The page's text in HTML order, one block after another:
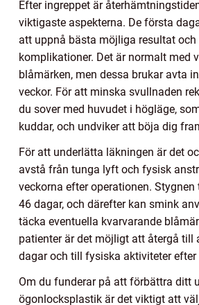
Efter ingreppet är
viktigaste aspekterna. De första
att uppnå bästa möjliga resultat och
komplikationer. Det är normalt med
blåmärken, men dessa brukar avta
veckor. För att minska svullnaden
du sover med huvudet i högläge,
kuddar, och undviker att böja dig
För att underlätta läkningen är det
avstå från tunga lyft och fysisk
veckorna efter operationen.
46 dagar, och därefter kan smink
täcka eventuella kvarvarande
patienter är det möjligt att återgå till
dagar och till fysiska aktiviteter efter
Om du funderar på att förbättra ditt
ögonlocksplastik är det viktigt att